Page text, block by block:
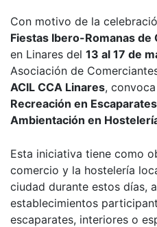
Con motivo de la
Fiestas Ibero-Romanas de
en Linares del 13 al 17 de
Asociación de
ACIL CCA Linares,
Recreación en
Ambientación en
Esta iniciativa tiene como
comercio y la hostelería
ciudad durante estos días,
establecimientos
escaparates, interiores o